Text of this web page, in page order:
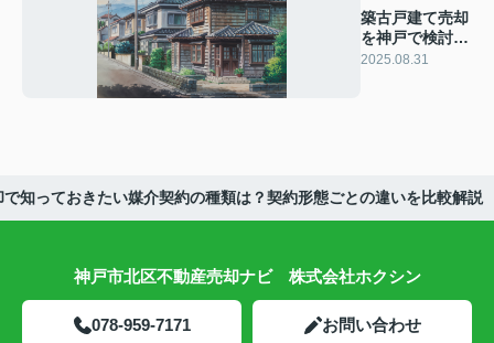
築古戸建て売却
を神戸で検討中
の方へ！買手が
2025.08.31
で知っておきたい媒介契約の種類は？契約形態ごとの違いを比較解説
神戸市北区不動産売却ナビ 株式会社ホクシン
078-959-7171 お問い合わせ